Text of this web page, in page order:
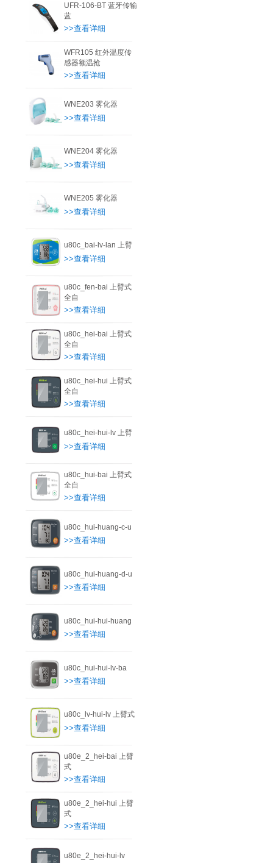
UFR-106-BT 蓝牙传输
蓝
>>查看详细
WFR105 红外温度传
感器额温抢
>>查看详细
WNE203 雾化器
>>查看详细
WNE204 雾化器
>>查看详细
WNE205 雾化器
>>查看详细
u80c_bai-lv-lan 上臂
>>查看详细
u80c_fen-bai 上臂式
全自
>>查看详细
u80c_hei-bai 上臂式
全自
>>查看详细
u80c_hei-hui 上臂式
全自
>>查看详细
u80c_hei-hui-lv 上臂
>>查看详细
u80c_hui-bai 上臂式
全自
>>查看详细
u80c_hui-huang-c-u
>>查看详细
u80c_hui-huang-d-u
>>查看详细
u80c_hui-hui-huang
>>查看详细
u80c_hui-hui-lv-ba
>>查看详细
u80c_lv-hui-lv 上臂式
>>查看详细
u80e_2_hei-bai 上臂
式
>>查看详细
u80e_2_hei-hui 上臂
式
>>查看详细
u80e_2_hei-hui-lv